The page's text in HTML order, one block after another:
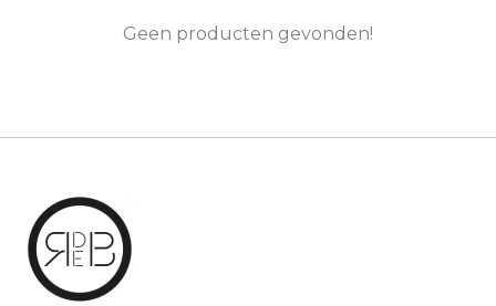
Geen producten gevonden!